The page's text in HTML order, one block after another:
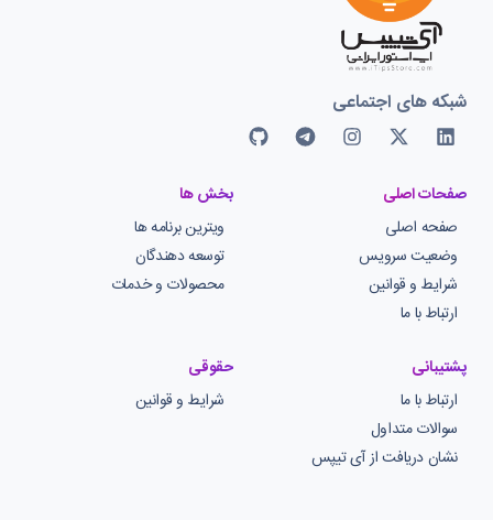
شبکه های اجتماعی
صفحات اصلی
صفحه اصلی
وضعیت سرویس
شرایط و قوانین
ارتباط با ما
بخش ها
ویترین برنامه ها
توسعه دهندگان
محصولات و خدمات
پشتیبانی
ارتباط با ما
سوالات متداول
نشان دریافت از آی تیپس
حقوقی
شرایط و قوانین